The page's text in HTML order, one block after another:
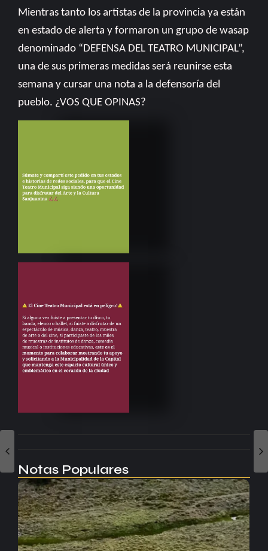
Mientras tanto los artistas de la provincia ya están
en estado de alerta y formaron un grupo de wasap
denominado “DEFENSA DEL TEATRO MUNICIPAL”,
una de sus primeras medidas será reunirse esta
semana y cursar una nota a la defensoría del
pueblo. ¿VOS QUE OPINAS?
Notas Populares